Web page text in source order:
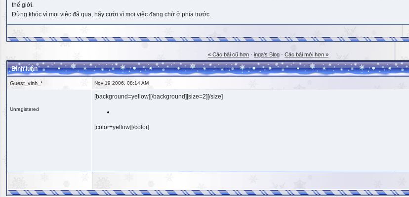
thế giới.
Đừng khóc vì mọi việc đã qua, hãy cười vì mọi việc đang chờ ở phía trước.
« Các bài cũ hơn · inga's Blog · Các bài mới hơn »
Bình luận
Guest_vinh_* Nov 19 2006, 08:14 AM
Unregistered
[background=yellow][/background][size=2][/size]
[color=yellow][/color]